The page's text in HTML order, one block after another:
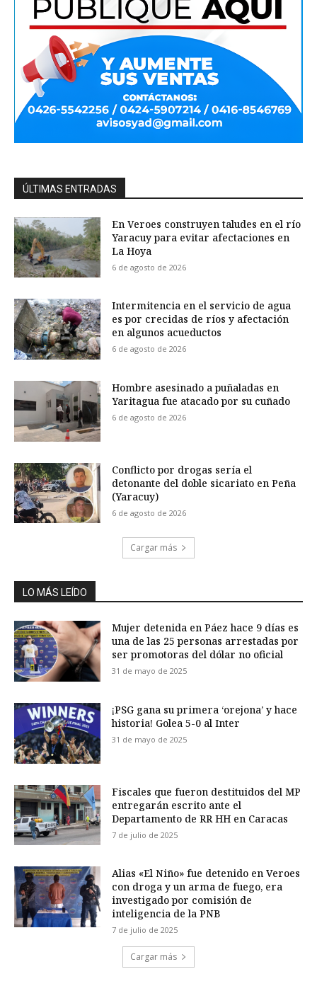
ÚLTIMAS ENTRADAS
En Veroes construyen taludes en el río
Yaracuy para evitar afectaciones en
La Hoya
6 de agosto de 2026
Intermitencia en el servicio de agua
es por crecidas de ríos y afectación
en algunos acueductos
6 de agosto de 2026
Hombre asesinado a puñaladas en
Yaritagua fue atacado por su cuñado
6 de agosto de 2026
Conflicto por drogas sería el
detonante del doble sicariato en Peña
(Yaracuy)
6 de agosto de 2026
Cargar más
LO MÁS LEÍDO
Mujer detenida en Páez hace 9 días es
una de las 25 personas arrestadas por
ser promotoras del dólar no oficial
31 de mayo de 2025
¡PSG gana su primera ‘orejona’ y hace
historia! Golea 5-0 al Inter
31 de mayo de 2025
Fiscales que fueron destituidos del MP
entregarán escrito ante el
Departamento de RR HH en Caracas
7 de julio de 2025
Alias «El Niño» fue detenido en Veroes
con droga y un arma de fuego, era
investigado por comisión de
inteligencia de la PNB
7 de julio de 2025
Cargar más